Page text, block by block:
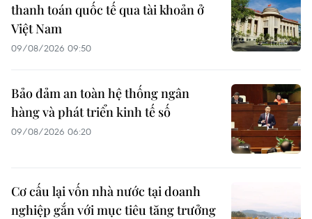
thanh toán quốc tế qua tài khoản ở
Việt Nam
09/08/2026 09:50
Bảo đảm an toàn hệ thống ngân
hàng và phát triển kinh tế số
09/08/2026 06:20
Cơ cấu lại vốn nhà nước tại doanh
nghiệp gắn với mục tiêu tăng trưởng